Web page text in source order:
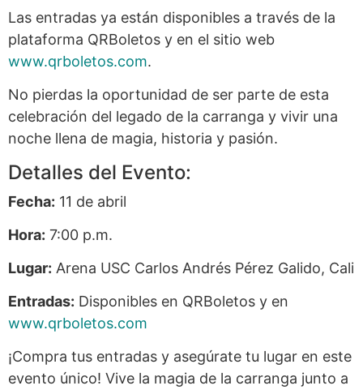
Las entradas ya están disponibles a través de la
plataforma QRBoletos y en el sitio web
www.qrboletos.com.
No pierdas la oportunidad de ser parte de esta
celebración del legado de la carranga y vivir una
noche llena de magia, historia y pasión.
Detalles del Evento:
Fecha: 11 de abril
Hora: 7:00 p.m.
Lugar: Arena USC Carlos Andrés Pérez Galido, Cali
Entradas: Disponibles en QRBoletos y en
www.qrboletos.com
¡Compra tus entradas y asegúrate tu lugar en este
evento único! Vive la magia de la carranga junto a